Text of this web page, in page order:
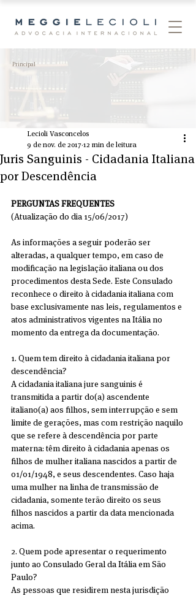
Principal
Juris Sanguinis - Cidadania Italiana
por Descendência
Lecioli Vasconcelos
9 de nov. de 2017 12 min de leitura
PERGUNTAS FREQUENTES
(Atualização do dia 15/06/2017)
As informações a seguir poderão ser
alteradas, a qualquer tempo, em caso de
modificação na legislação italiana ou dos
procedimentos desta Sede. Este Consulado
reconhece o direito à cidadania italiana com
base exclusivamente nas leis, regulamentos e
atos administrativos vigentes na Itália no
momento da entrega da documentação.
1. Quem tem direito à cidadania italiana por
descendência?
A cidadania italiana jure sanguinis é
transmitida a partir do(a) ascendente
italiano(a) aos filhos, sem interrupção e sem
limite de gerações, mas com restrição naquilo
que se refere à descendência por parte
materna: têm direito à cidadania apenas os
filhos de mulher italiana nascidos a partir de
01/01/1948, e seus descendentes. Caso haja
uma mulher na linha de transmissão de
cidadania, somente terão direito os seus
filhos nascidos a partir da data mencionada
acima.
2. Quem pode apresentar o requerimento
junto ao Consulado Geral da Itália em São
Paulo?
As pessoas que residirem nesta jurisdição